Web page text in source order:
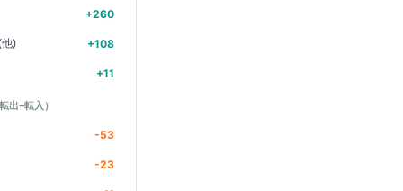
+260
) +108
+11
出−転入）
-53
-23